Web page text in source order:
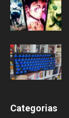
Categorias